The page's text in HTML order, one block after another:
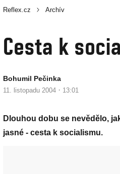
Reflex.cz Archív
Cesta k
Bohumil Pečinka
11. listopadu 2004 · 13:01
Dlouhou dobu se nevědělo,
jasné - cesta k socialismu.